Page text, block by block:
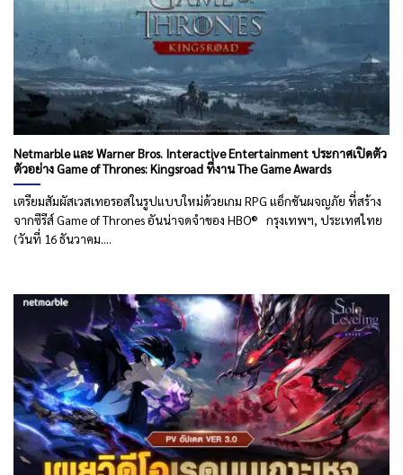
Netmarble และ Warner Bros. Interactive Entertainment ประกาศเปิดตัว
ตัวอย่าง Game of Thrones: Kingsroad ที่งาน The Game Awards
เตรียมสัมผัสเวสเทอรอสในรูปแบบใหม่ด้วยเกม RPG แอ็กชันผจญภัย ที่สร้าง
จากซีรีส์ Game of Thrones อันน่าจดจำของ HBO® กรุงเทพฯ, ประเทศไทย
(วันที่ 16 ธันวาคม....